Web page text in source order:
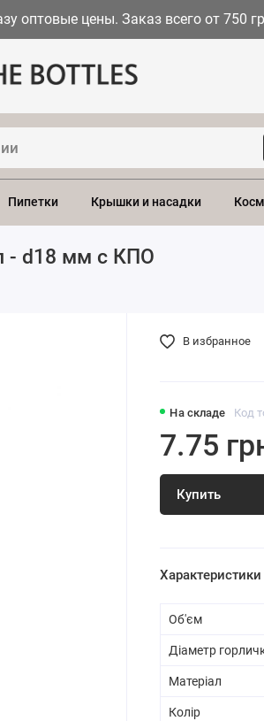
оптовые цены. Заказ всего от 750
Пипетки Крышки и насадки
- d18 мм с КПО
На складе Код
7.75
Купить
В избранное
Характеристики
Об'єм
Діаметр
Матеріал
Колір